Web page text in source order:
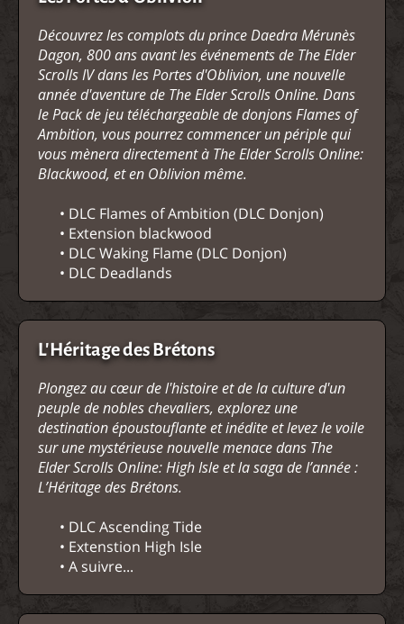
Découvrez les complots du prince Daedra Mérunès
Dagon, 800 ans avant les événements de The Elder
Scrolls IV dans les Portes d'Oblivion, une nouvelle
année d'aventure de The Elder Scrolls Online. Dans
le Pack de jeu téléchargeable de donjons Flames of
Ambition, vous pourrez commencer un périple qui
vous mènera directement à The Elder Scrolls Online:
Blackwood, et en Oblivion même.
• DLC Flames of Ambition (DLC Donjon)
• Extension blackwood
• DLC Waking Flame (DLC Donjon)
• DLC Deadlands
L'Héritage des Brétons
Plongez au cœur de l'histoire et de la culture d'un
peuple de nobles chevaliers, explorez une
destination époustouflante et inédite et levez le voile
sur une mystérieuse nouvelle menace dans The
Elder Scrolls Online: High Isle et la saga de l’année :
L’Héritage des Brétons.
• DLC Ascending Tide
• Extenstion High Isle
• A suivre...